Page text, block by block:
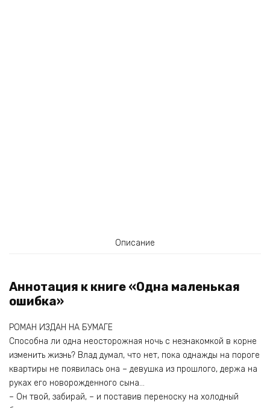
Описание
Аннотация к книге «Одна маленькая
ошибка»
РОМАН ИЗДАН НА БУМАГЕ
Способна ли одна неосторожная ночь с незнакомкой в корне
изменить жизнь? Влад думал, что нет, пока однажды на пороге
квартиры не появилась она – девушка из прошлого, держа на
руках его новорожденного сына…
– Он твой, забирай, – и поставив переноску на холодный